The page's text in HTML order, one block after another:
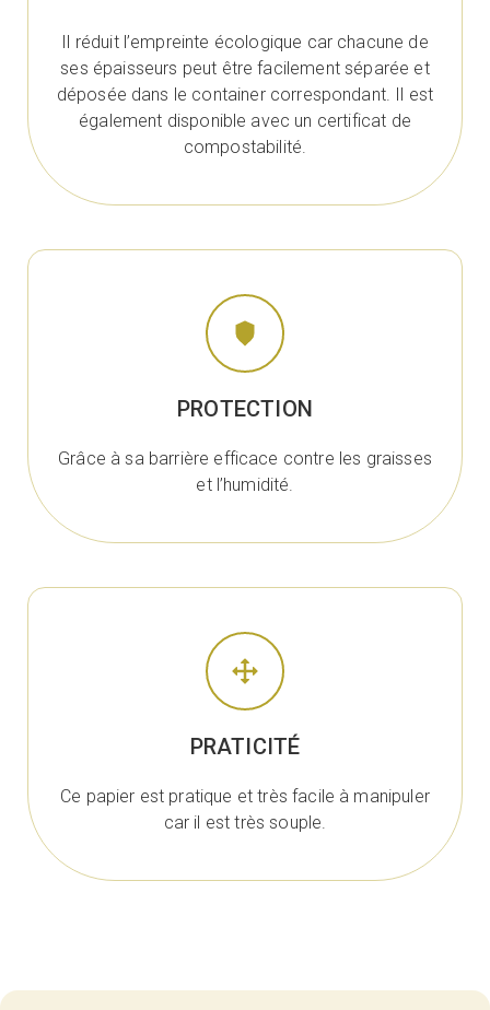
Il réduit l’empreinte écologique car chacune de
ses épaisseurs peut être facilement séparée et
déposée dans le container correspondant. Il est
également disponible avec un certificat de
compostabilité.
PROTECTION
Grâce à sa barrière efficace contre les graisses
et l’humidité.
PRATICITÉ
Ce papier est pratique et très facile à manipuler
car il est très souple.